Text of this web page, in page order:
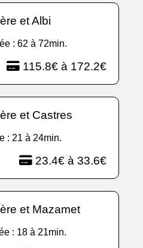
et Albi
: 62 à 72min.
115.8€ à 172.2€
et Castres
: 21 à 24min.
23.4€ à 33.6€
et Mazamet
: 18 à 21min.